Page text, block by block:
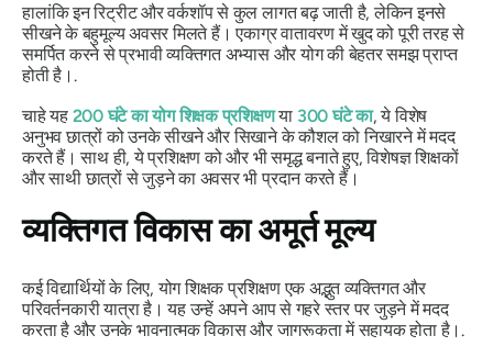
हालांकि इन रिट्रीट और वर्कशॉप से ​​कुल लागत बढ़ जाती है, लेकिन इनसे
सीखने के बहुमूल्य अवसर मिलते हैं। एकाग्र वातावरण में खुद को पूरी तरह से
समर्पित करने से प्रभावी व्यक्तिगत अभ्यास और योग की बेहतर समझ प्राप्त
होती है।.
चाहे यह 200 घंटे का योग शिक्षक प्रशिक्षणया 300 घंटे का, ये विशेष
अनुभव छात्रों को उनके सीखने और सिखाने के कौशल को निखारने में मदद
करते हैं। साथ ही, ये प्रशिक्षण को और भी समृद्ध बनाते हुए, विशेषज्ञ शिक्षकों
और साथी छात्रों से जुड़ने का अवसर भी प्रदान करते हैं।
व्यक्तिगत विकास का अमूर्त मूल्य
कई विद्यार्थियों के लिए, योग शिक्षक प्रशिक्षण एक अद्भुत व्यक्तिगत और
परिवर्तनकारी यात्रा है। यह उन्हें अपने आप से गहरे स्तर पर जुड़ने में मदद
करता है और उनके भावनात्मक विकास और जागरूकता में सहायक होता है।.